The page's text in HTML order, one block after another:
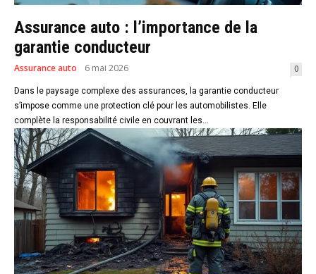
Assurance auto : l’importance de la
garantie conducteur
Assurance auto 6 mai 2026 0
Dans le paysage complexe des assurances, la garantie conducteur
s’impose comme une protection clé pour les automobilistes. Elle
complète la responsabilité civile en couvrant les...